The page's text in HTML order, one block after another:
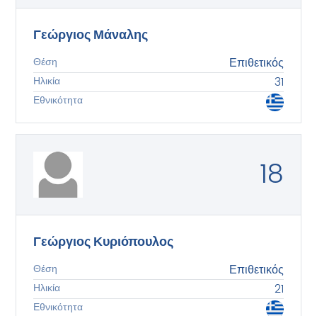
Γεώργιος Μάναλης
Θέση Επιθετικός
Ηλικία 31
Εθνικότητα
18
Γεώργιος Κυριόπουλος
Θέση Επιθετικός
Ηλικία 21
Εθνικότητα